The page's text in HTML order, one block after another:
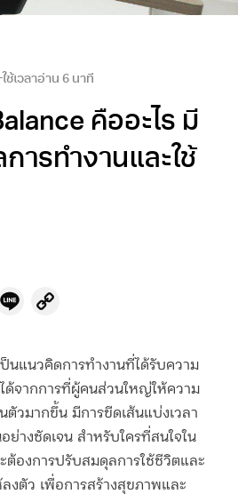
ใช้เวลาอ่าน 6 นาที
คืออะไร มี
ารทำงานและใช้
Twitter
Line
ป็นแนวคิดการทำงานที่ได้รับความ
ด้จากการที่ผู้คนส่วนใหญ่ให้ความ
วมากขึ้น มีการขีดเส้นแบ่งเวลา
ย่างชัดเจน สำหรับใครที่สนใจใน
ต้องการปรับสมดุลการใช้ชีวิตและ
ลงตัว เพื่อการสร้างสุขภาพและ